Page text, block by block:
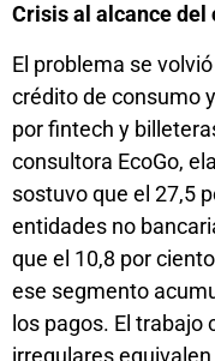
Crisis al alcance del
El problema se
crédito de consumo
por fintech y
consultora EcoGo,
sostuvo que el 27,5
entidades no
que el 10,8 por
ese segmento
los pagos. El trabajo
irregulares